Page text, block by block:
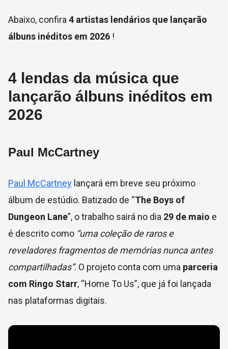
Abaixo, confira 4 artistas lendários que lançarão
álbuns inéditos em 2026 !
4 lendas da música que
lançarão álbuns inéditos em
2026
Paul McCartney
Paul McCartney lançará em breve seu próximo
álbum de estúdio. Batizado de “The Boys of
Dungeon Lane”, o trabalho sairá no dia 29 de maio e
é descrito como “uma coleção de raros e
reveladores fragmentos de memórias nunca antes
compartilhadas”. O projeto conta com uma parceria
com Ringo Starr, “Home To Us”, que já foi lançada
nas plataformas digitais.